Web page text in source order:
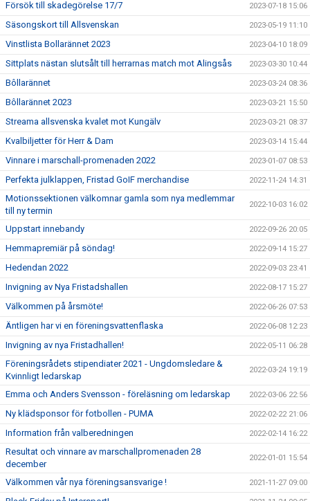
Försök till skadegörelse 17/7 2023-07-18 15:06
Säsongskort till Allsvenskan 2023-05-19 11:10
Vinstlista Bollarännet 2023 2023-04-10 18:09
Sittplats nästan slutsålt till herrarnas match mot Alingsås 2023-03-30 10:44
Bôllarännet 2023-03-24 08:36
Bôllarännet 2023 2023-03-21 15:50
Streama allsvenska kvalet mot Kungälv 2023-03-21 08:37
Kvalbiljetter för Herr & Dam 2023-03-14 15:44
Vinnare i marschall-promenaden 2022 2023-01-07 08:53
Perfekta julklappen, Fristad GoIF merchandise 2022-11-24 14:31
Motionssektionen välkomnar gamla som nya medlemmar
till ny termin
2022-10-03 16:02
Uppstart innebandy 2022-09-26 20:05
Hemmapremiär på söndag! 2022-09-14 15:27
Hedendan 2022 2022-09-03 23:41
Invigning av Nya Fristadshallen 2022-08-17 15:27
Välkommen på årsmöte! 2022-06-26 07:53
Äntligen har vi en föreningsvattenflaska 2022-06-08 12:23
Invigning av nya Fristadhallen! 2022-05-11 06:28
Föreningsrådets stipendiater 2021 - Ungdomsledare &
Kvinnligt ledarskap
2022-03-24 19:19
Emma och Anders Svensson - föreläsning om ledarskap 2022-03-06 22:56
Ny klädsponsor för fotbollen - PUMA 2022-02-22 21:06
Information från valberedningen 2022-02-14 16:22
Resultat och vinnare av marschallpromenaden 28
december
2022-01-01 15:54
Välkommen vår nya föreningsansvarige ! 2021-11-27 09:00